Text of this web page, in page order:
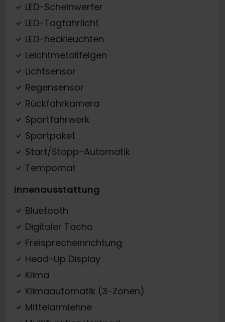
LED-Scheinwerfer
LED-Tagfahrlicht
LED-heckleuchten
Leichtmetallfelgen
Lichtsensor
Regensensor
Rückfahrkamera
Sportfahrwerk
Sportpaket
Start/Stopp-Automatik
Tempomat
Innenausstattung
Bluetooth
Digitaler Tacho
Freisprecheinrichtung
Head-Up Display
Klima
Klimaautomatik (3-Zonen)
Mittelarmlehne